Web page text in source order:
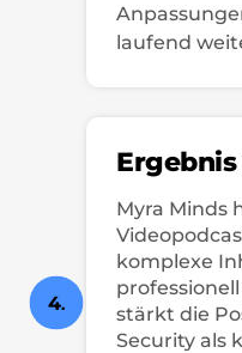
laufend
4.
Myra Minds
komplexe
stärkt die
Security als